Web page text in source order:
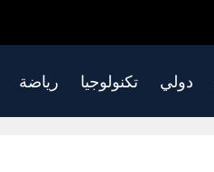
دولي تكنولوجيا رياضة